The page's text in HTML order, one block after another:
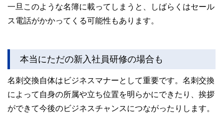
一旦このような名簿に載ってしまうと、しばらくはセール
ス電話がかかってくる可能性もあります。
本当にただの新入社員研修の場合も
名刺交換自体はビジネスマナーとして重要です。名刺交換
によって自身の所属や立ち位置を明らかにできたり、挨拶
ができて今後のビジネスチャンスにつながったりします。